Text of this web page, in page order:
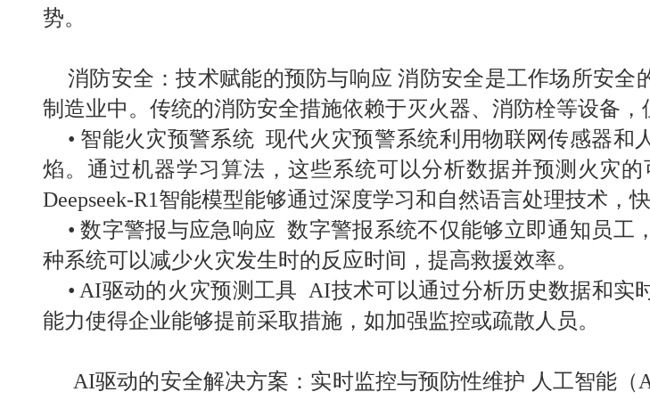
势。
消防安全：技术赋能的预防与响应 消防安全是工作场所安
制造业中。传统的消防安全措施依赖于灭火器、消防栓等设备
• 智能火灾预警系统 现代火灾预警系统利用物联网传感器和
焰。通过机器学习算法，这些系统可以分析数据并预测火灾
Deepseek-R1智能模型能够通过深度学习和自然语言处理技术，
•数字警报与应急响应 数字警报系统不仅能够立即通知员工
种系统可以减少火灾发生时的反应时间，提高救援效率。
• AI驱动的火灾预测工具 AI技术可以通过分析历史数据和实
能力使得企业能够提前采取措施，如加强监控或疏散人员。
AI驱动的安全解决方案： 实时监控与预防性维护 人工智能（